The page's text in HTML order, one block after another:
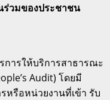
ร่วมของประชาชน
การให้บริการสาธารณะ
Audit) โดยมี
หรือหน่วยงานที่เข้า รับ